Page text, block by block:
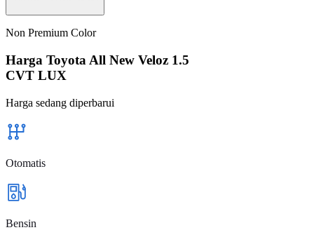
Non Premium Color
Harga Toyota All New Veloz 1.5
CVT LUX
Harga sedang diperbarui
Otomatis
Bensin